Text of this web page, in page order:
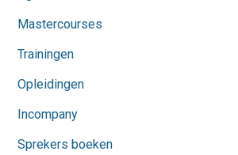
Mastercourses
Trainingen
Opleidingen
Incompany
Sprekers boeken